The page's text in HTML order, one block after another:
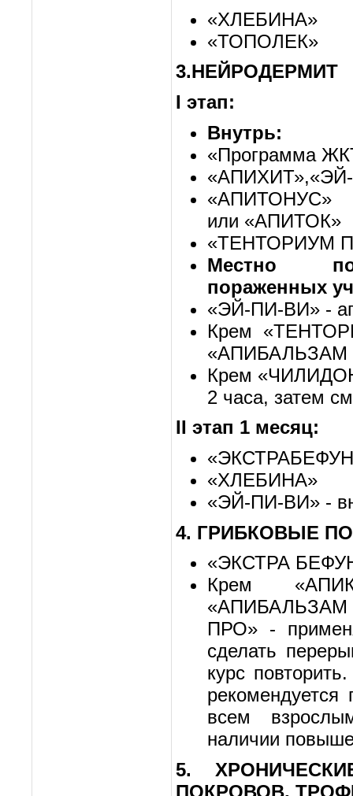
«ХЛЕБИНА»
«ТОПОЛЕК»
3.НЕЙРОДЕРМИТ
I этап:
Внутрь:
«Программа
«АПИТОНУС»
или «АПИТОК»
«ТЕНТОРИУМ
Местно
пораженных
«ЭЙ-ПИ-ВИ» -
Крем
«АПИБАЛЬЗАМ
Крем
2 часа, затем
II этап 1 месяц:
«ХЛЕБИНА»
«ЭЙ-ПИ-ВИ» -
4. ГРИБКОВЫЕ
«ЭКСТРА
Крем
ПРО» -
сделать
курс
всем
наличии
5.
ПОКРОВОВ,